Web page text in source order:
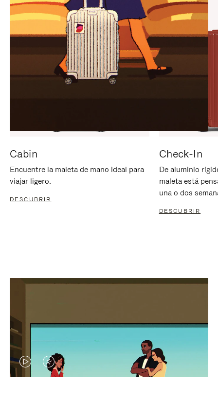
ACTIVARLO.
Cabin
Encuentre la maleta de mano ideal para
viajar ligero.
DESCUBRIR
Check-In
De aluminio
maleta está
una o dos
DESCUBRIR
EL
EL